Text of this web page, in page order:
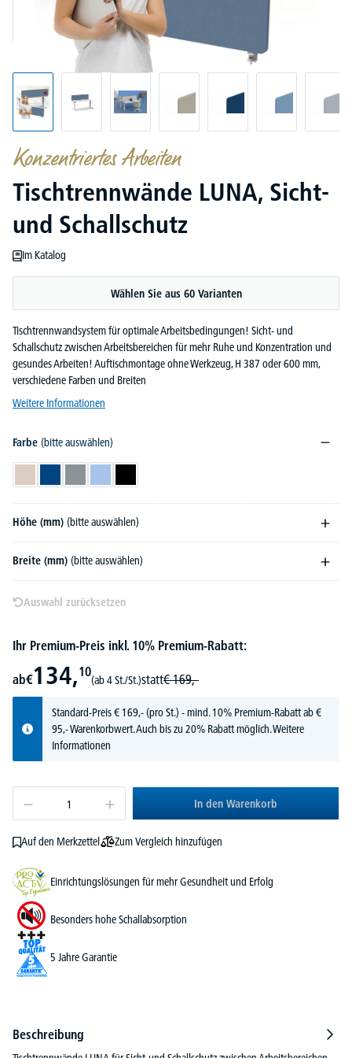
Konzentriertes Arbeiten
Tischtrennwände LUNA, Sicht-
und Schallschutz
Im Katalog
Wählen Sie aus 60 Varianten
Tischtrennwandsystem für optimale Arbeitsbedingungen! Sicht- und
Schallschutz zwischen Arbeitsbereichen für mehr Ruhe und Konzentration und
gesundes Arbeiten! Auftischmontage ohne Werkzeug, H 387 oder 600 mm,
verschiedene Farben und Breiten
Weitere Informationen
Farbe (bitte auswählen)
Höhe (mm) (bitte auswählen)
Breite (mm) (bitte auswählen)
Auswahl zurücksetzen
Ihr Premium-Preis inkl. 10% Premium-Rabatt:
ab€134,10
(ab 4 St./St.)statt€ 169,-
Standard-Preis€ 169,-(pro St.) - mind. 10% Premium-Rabatt ab €
95,- Warenkorbwert. Auch bis zu 20% Rabatt möglich.Weitere
Informationen
In den Warenkorb
Auf den Merkzettel Zum Vergleich hinzufügen
Einrichtungslösungen für mehr Gesundheit und Erfolg
Besonders hohe Schallabsorption
5 Jahre Garantie
Beschreibung